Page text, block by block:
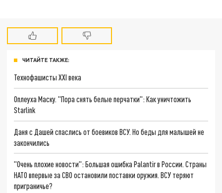
ЧИТАЙТЕ ТАКЖЕ:
Технофашисты XXI века
Оплеуха Маску. "Пора снять белые перчатки": Как уничтожить
Starlink
Даня с Дашей спаслись от боевиков ВСУ. Но беды для малышей не
закончились
"Очень плохие новости": Большая ошибка Palantir в России. Страны
НАТО впервые за СВО остановили поставки оружия. ВСУ теряют
приграничье?